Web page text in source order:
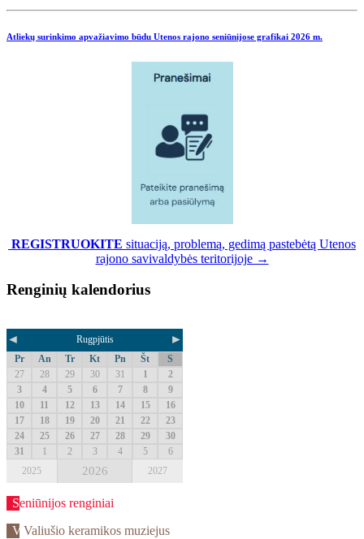
Atliekų surinkimo apvažiavimo būdu Utenos rajono seniūnijose grafikai 2026 m.
REGISTRUOKITE situaciją, problemą, gedimą pastebėtą Utenos
rajono savivaldybės teritorijoje →
Renginių kalendorius
◄ Rugpjūtis ►
Pr An Tr Kt Pn Št
S
27
28 29 30 31 1
2
3
4 5 6 7 8
9
10
11 12 13 14 15
16
17
18 19 20 21 22
23
24
25 26 27 28 29
30
31
1 2 3 4 5
6
2025
2026 2027
Seniūnijos renginiai
V.Valiušio keramikos muziejus